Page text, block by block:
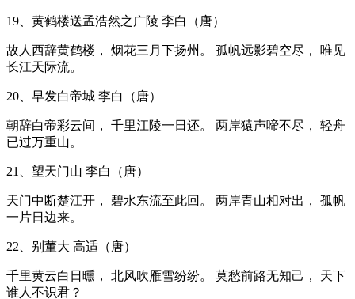
19、黄鹤楼送孟浩然之广陵 李白（唐）
故人西辞黄鹤楼， 烟花三月下扬州。 孤帆远影碧空尽， 唯见
长江天际流。
20、早发白帝城 李白（唐）
朝辞白帝彩云间， 千里江陵一日还。 两岸猿声啼不尽， 轻舟
已过万重山。
21、望天门山 李白（唐）
天门中断楚江开， 碧水东流至此回。 两岸青山相对出， 孤帆
一片日边来。
22、别董大 高适（唐）
千里黄云白日曛， 北风吹雁雪纷纷。 莫愁前路无知己， 天下
谁人不识君？